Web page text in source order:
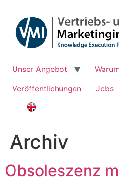
springen
Unser Angebot
Veröffentlichungen
Jobs
Archiv
Obsoleszenz